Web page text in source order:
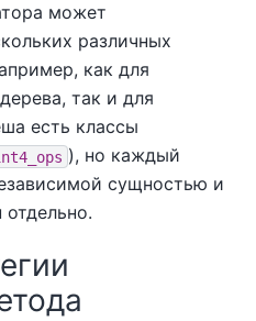
может
различных
как для
так и для
есть классы
), но каждый
сущностью и